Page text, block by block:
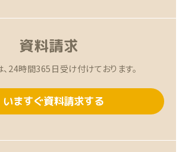
資料請求
24時間365日受け付けております。
いますぐ資料請求する